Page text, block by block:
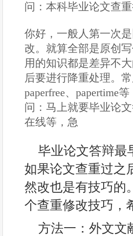
问：本科毕业论文查
你好，一般人第一次
改。就算全部是原创
用的知识都是差异不
后要进行降重处理。
paperfree、papertime
问：马上就要毕业论
在线等，急
毕业论文答辩最
如果论文查重过之
然改也是有技巧的
个查重修改技巧，
方法一：外文文